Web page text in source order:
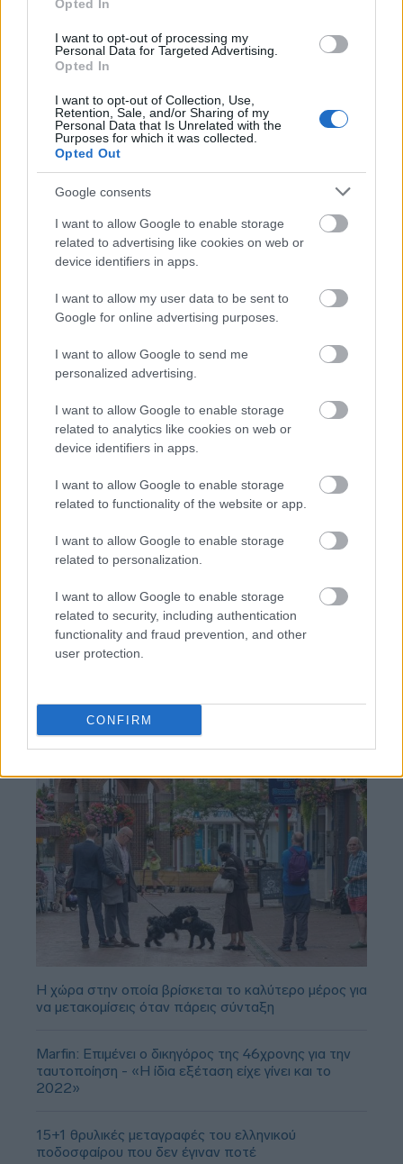
Opted In
I want to opt-out of processing my
Personal Data for Targeted Advertising.
Opted In
I want to opt-out of Collection, Use,
Retention, Sale, and/or Sharing of my
Personal Data that Is Unrelated with the
Purposes for which it was collected.
Opted Out
Google consents
I want to allow Google to enable storage
related to advertising like cookies on web or
device identifiers in apps.
I want to allow my user data to be sent to
Google for online advertising purposes.
I want to allow Google to send me
personalized advertising.
I want to allow Google to enable storage
related to analytics like cookies on web or
device identifiers in apps.
I want to allow Google to enable storage
related to functionality of the website or app.
I want to allow Google to enable storage
related to personalization.
I want to allow Google to enable storage
related to security, including authentication
functionality and fraud prevention, and other
user protection.
CONFIRM
TAGS: Λίνα Μενδώνη
BEST OF
ανακοίνωση της οικογένειας
Παναθηναϊκός: Αποθέωση από τους Ισπανούς για
το ρόστερ της ομάδας
Μαρινάκης σε Μονκάδα, «πέντε μεταγραφές
Η χώρα στην οποία βρίσκεται το καλύτερο μέρος για
να μετακομίσεις όταν πάρεις σύνταξη
Marfin: Επιμένει ο δικηγόρος της 46χρονης για την
ταυτοποίηση - «Η ίδια εξέταση είχε γίνει και το
2022»
15+1 θρυλικές μεταγραφές του ελληνικού
ποδοσφαίρου που δεν έγιναν ποτέ